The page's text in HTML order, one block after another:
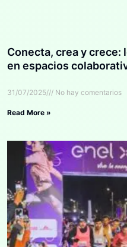
Conecta, crea y
en espacios
31/07/2025 No hay comentarios
Read More »